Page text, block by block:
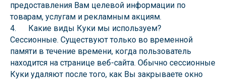
предоставления Вам целевой информации по
товарам, услугам и рекламным акциям.
4. Какие виды Куки мы используем?
Сессионные. Существуют только во временной
памяти в течение времени, когда пользователь
находится на странице веб-сайта. Обычно сессионные
Куки удаляют после того, как Вы закрываете окно